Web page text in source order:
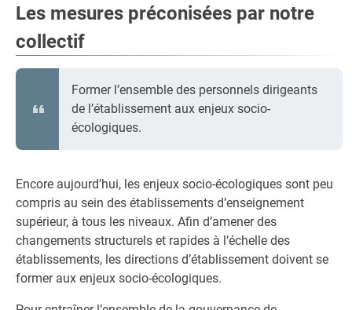
Les mesures préconisées par notre
collectif
Former l’ensemble des personnels dirigeants
de l’établissement aux enjeux socio-
écologiques.
Encore aujourd’hui, les enjeux socio-écologiques sont peu
compris au sein des établissements d’enseignement
supérieur, à tous les niveaux. Afin d’amener des
changements structurels et rapides à l’échelle des
établissements, les directions d’établissement doivent se
former aux enjeux socio-écologiques.